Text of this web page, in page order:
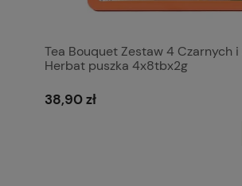
Tea Bouquet Zestaw 4 Czarnych
Herbat puszka 4x8tbx2g
38,90 zł